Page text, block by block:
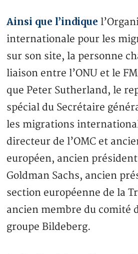
Ainsi que l’indique
internationale pour les
sur son site, la personne
liaison entre l’ONU et le
que Peter Sutherland, le
spécial du Secrétaire
les migrations
directeur de l’OMC et
européen, ancien
Goldman Sachs, ancien
section européenne de la
ancien membre du comité
groupe Bildeberg.